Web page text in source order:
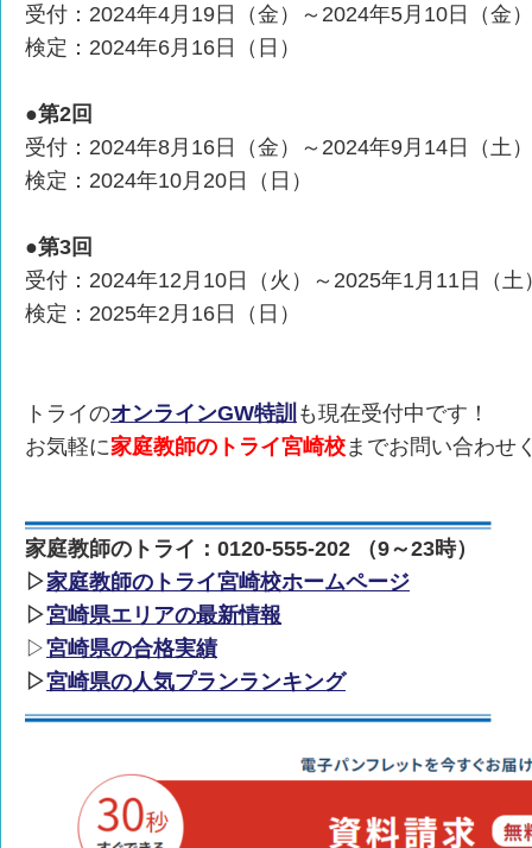
受付：2024年4月19日（金）～2024年5月10日（金）
検定：2024年6月16日（日）
●第2回
受付：2024年8月16日（金）～2024年9月14日（土）
検定：2024年10月20日（日）
●第3回
受付：2024年12月10日（火）～2025年1月11日（土
検定：2025年2月16日（日）
トライのオンラインGW特訓 も現在受付中です！
お気軽に家庭教師のトライ宮崎校 までお問い合わせ
家庭教師のトライ：0120-555-202 （9～23時）
▷家庭教師のトライ宮崎校ホームページ
▷宮崎県エリアの最新情報
▷宮崎県の合格実績
▷宮崎県の人気プランランキング